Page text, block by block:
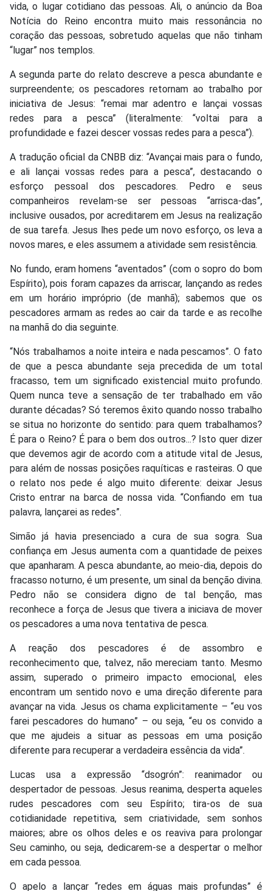
vida, o lugar cotidiano das pessoas. Ali, o anúncio da Boa
Notícia do Reino encontra muito mais ressonância no
coração das pessoas, sobretudo aquelas que não tinham
“lugar” nos templos.
A segunda parte do relato descreve a pesca abundante e
surpreendente; os pescadores retornam ao trabalho por
iniciativa de Jesus: “remai mar adentro e lançai vossas
redes para a pesca” (literalmente: “voltai para a
profundidade e fazei descer vossas redes para a pesca”).
A tradução oficial da CNBB diz: “Avançai mais para o fundo,
e ali lançai vossas redes para a pesca”, destacando o
esforço pessoal dos pescadores. Pedro e seus
companheiros revelam-se ser pessoas “arrisca-das”,
inclusive ousados, por acreditarem em Jesus na realização
de sua tarefa. Jesus lhes pede um novo esforço, os leva a
novos mares, e eles assumem a atividade sem resistência.
No fundo, eram homens “aventados” (com o sopro do bom
Espírito), pois foram capazes da arriscar, lançando as redes
em um horário impróprio (de manhã); sabemos que os
pescadores armam as redes ao cair da tarde e as recolhe
na manhã do dia seguinte.
“Nós trabalhamos a noite inteira e nada pescamos”. O fato
de que a pesca abundante seja precedida de um total
fracasso, tem um significado existencial muito profundo.
Quem nunca teve a sensação de ter trabalhado em vão
durante décadas? Só teremos êxito quando nosso trabalho
se situa no horizonte do sentido: para quem trabalhamos?
É para o Reino? É para o bem dos outros...? Isto quer dizer
que devemos agir de acordo com a atitude vital de Jesus,
para além de nossas posições raquíticas e rasteiras. O que
o relato nos pede é algo muito diferente: deixar Jesus
Cristo entrar na barca de nossa vida. “Confiando em tua
palavra, lançarei as redes”.
Simão já havia presenciado a cura de sua sogra. Sua
confiança em Jesus aumenta com a quantidade de peixes
que apanharam. A pesca abundante, ao meio-dia, depois do
fracasso noturno, é um presente, um sinal da benção divina.
Pedro não se considera digno de tal benção, mas
reconhece a força de Jesus que tivera a iniciava de mover
os pescadores a uma nova tentativa de pesca.
A reação dos pescadores é de assombro e
reconhecimento que, talvez, não mereciam tanto. Mesmo
assim, superado o primeiro impacto emocional, eles
encontram um sentido novo e uma direção diferente para
avançar na vida. Jesus os chama explicitamente – “eu vos
farei pescadores do humano” – ou seja, “eu os convido a
que me ajudeis a situar as pessoas em uma posição
diferente para recuperar a verdadeira essência da vida”.
Lucas usa a expressão “dsogrón”: reanimador ou
despertador de pessoas. Jesus reanima, desperta aqueles
rudes pescadores com seu Espírito; tira-os de sua
cotidianidade repetitiva, sem criatividade, sem sonhos
maiores; abre os olhos deles e os reaviva para prolongar
Seu caminho, ou seja, dedicarem-se a despertar o melhor
em cada pessoa.
O apelo a lançar “redes em águas mais profundas” é